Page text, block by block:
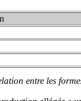
entre les